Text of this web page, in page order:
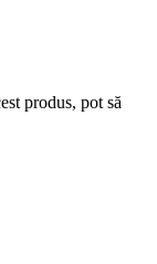
produs, pot să